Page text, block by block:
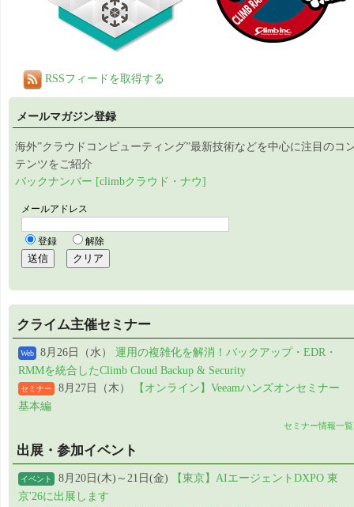
RSSフィードを取得する
メールマガジン登録
海外”クラウドコンピューティング”最新技術などを中心に注目のコ
テンツをご紹介
バックナンバー [climbクラウド・ナウ]
クライム主催セミナー
Web 8月26日（水） 運用の複雑化を解消！バックアップ・EDR・
RMMを統合したClimb Cloud Backup & Security
セミナー 8月27日（木）
【オンライン】Veeamハンズオンセミナー
基本編
セミナー情報一覧
出展・参加イベント
イベント 8月20日(木)～21日(金)
【東京】AIエージェントDXPO 東
京'26に出展します